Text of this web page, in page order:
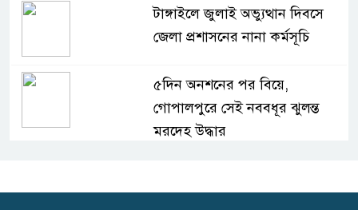
টাঙ্গাইলে জুলাই অভ্যুত্থান দিবসে
জেলা প্রশাসনের নানা কর্মসূচি
৫দিন অনশনের পর বিয়ে,
গোপালপুরে সেই নববধূর ঝুলন্ত
মরদেহ উদ্ধার